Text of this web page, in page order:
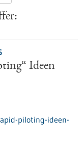
Ideen
piloting-ideen-